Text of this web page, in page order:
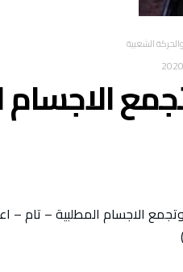
الشعبية
الاجسام
الاجسام المطلبية – تام –